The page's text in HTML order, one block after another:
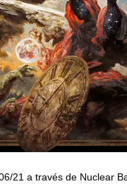
21 a través de Nuclear